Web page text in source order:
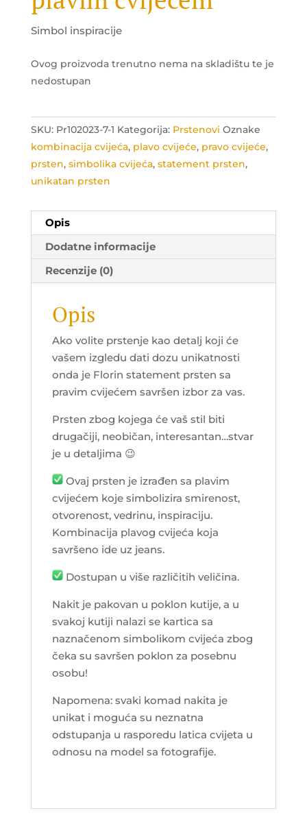
Simbol inspiracije
Ovog proizvoda trenutno nema na skladištu te je
nedostupan
SKU: Pr102023-7-1 Kategorija: Prstenovi Oznake
kombinacija cvijeća, plavo cvijeće, pravo cvijeće,
prsten, simbolika cvijeća, statement prsten,
unikatan prsten
Opis
Dodatne informacije
Recenzije (0)
Opis
Ako volite prstenje kao detalj koji će
vašem izgledu dati dozu unikatnosti
onda je Florin statement prsten sa
pravim cvijećem savršen izbor za vas.
Prsten zbog kojega će vaš stil biti
drugačiji, neobičan, interesantan…stvar
je u detaljima 😉
Ovaj prsten je izrađen sa plavim
cvijećem koje simbolizira smirenost,
otvorenost, vedrinu, inspiraciju.
Kombinacija plavog cvijeća koja
savršeno ide uz jeans.
Dostupan u više različitih veličina.
Nakit je pakovan u poklon kutije, a u
svakoj kutiji nalazi se kartica sa
naznačenom simbolikom cvijeća zbog
čeka su savršen poklon za posebnu
osobu!
Napomena: svaki komad nakita je
unikat i moguća su neznatna
odstupanja u rasporedu latica cvijeta u
odnosu na model sa fotografije.